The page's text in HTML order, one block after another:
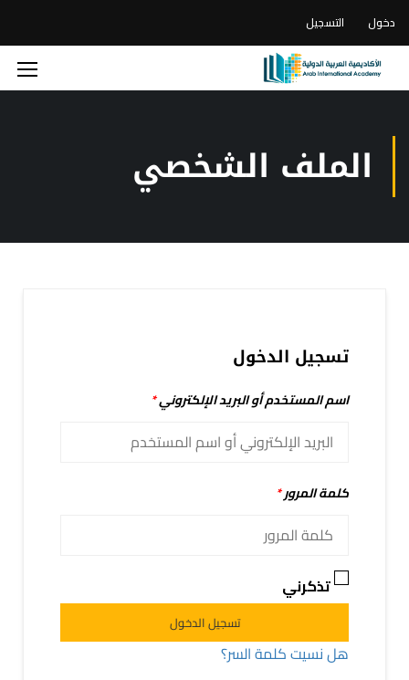
دخول التسجيل
الملف الشخصي
تسجيل الدخول
اسم المستخدم أو البريد الإلكتروني*
كلمة المرور*
تذكرني
تسجيل الدخول
هل نسيت كلمة السر؟